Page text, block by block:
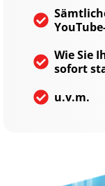
Wie Sie
sofort
u.v.m.